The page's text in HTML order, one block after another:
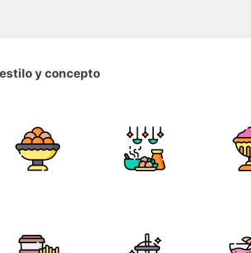
y concepto